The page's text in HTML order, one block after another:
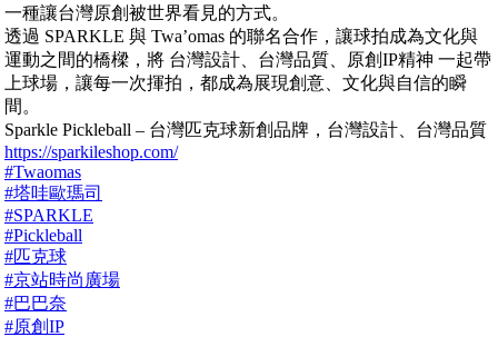
一種讓台灣原創被世界看見的方式。
透過 SPARKLE 與 Twa’omas 的聯名合作，讓球拍成為文化與
運動之間的橋樑，將 台灣設計、台灣品質、原創IP精神 一起帶
上球場，讓每一次揮拍，都成為展現創意、文化與自信的瞬
間。
Sparkle Pickleball – 台灣匹克球新創品牌，台灣設計、台灣品質
https://sparkileshop.com/
#Twaomas
#塔哇歐瑪司
#SPARKLE
#Pickleball
#匹克球
#京站時尚廣場
#巴巴奈
#原創IP